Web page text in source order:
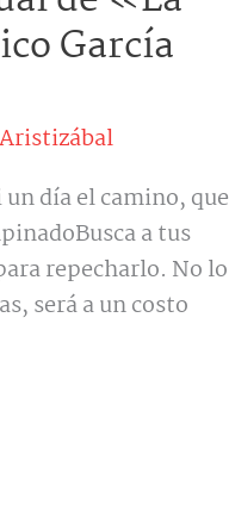
García
un día el camino, que
a tus
repecharlo. No lo
será a un costo